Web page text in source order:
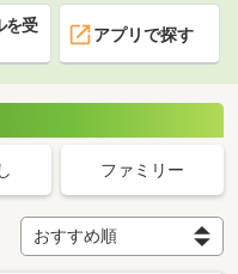
を受
アプリで探す
ファミリー